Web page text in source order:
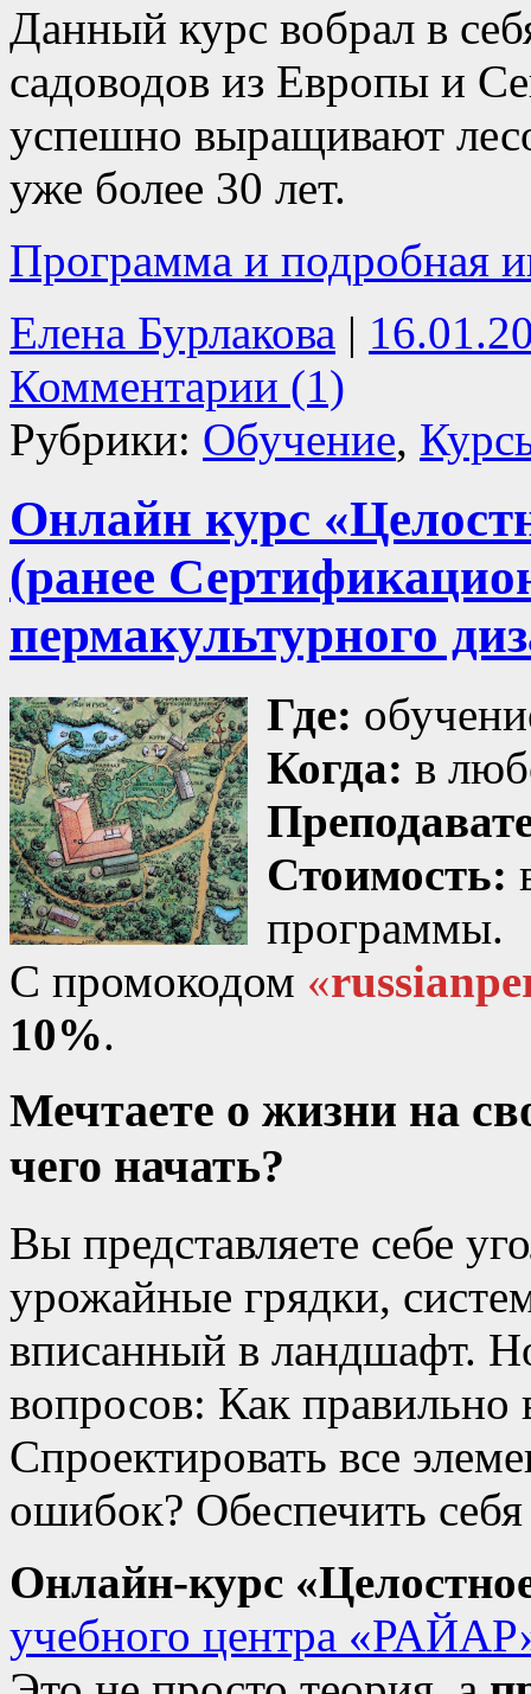
Данный курс вобрал в
садоводов из Европы и
успешно выращивают
уже более 30 лет.
Программа и подробная
Елена Бурлакова |
Комментарии (1)
Рубрики: Обучение,
Онлайн курс
(ранее
пермакультурного
Где:
Когда: в
Стоимость:
программы.
С промокодом «
10%.
Мечтаете о жизни на
чего начать?
Вы представляете себе
урожайные грядки,
вписанный в ландшафт.
вопросов: Как правильно
Спроектировать все
ошибок? Обеспечить
Онлайн-курс
учебного центра